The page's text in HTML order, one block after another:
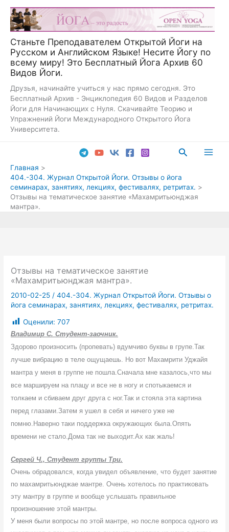
Перейти
содержимому
Станьте Преподавателем Открытой Йоги на
Русском и Английском Языке! Несите Йогу по
всему миру! Это Бесплатный Йога Архив 60
Видов Йоги.
Друзья, начинайте учиться у нас прямо сегодня. Это
Бесплатный Архив - Энциклопедия 60 Видов и Разделов
Йоги для Начинающих с Нуля. Скачивайте Теорию и
Упражнений Йоги Международного Открытого Йога
Университета.
Поиск
Главная
404.-304. Журнал Открытой Йоги. Отзывы о йога
семинарах, занятиях, лекциях, фестивалях, ретритах.
Отзывы на тематическое занятие «Махамритьюнджая
мантра».
Отзывы на тематическое занятие
«Махамритьюнджая мантра».
2010-02-25 /404.-304. Журнал Открытой Йоги. Отзывы о
йога семинарах, занятиях, лекциях, фестивалях, ретритах.
Оценили: 707
Владимир С. Студент-заочник.
Здорово произносить (пропевать) вдумчиво буквы в групе.Так
лучше вибрацию в теле ощущаешь. Но вот Махамрити Уджайя
мантра у меня в группе не пошла.Сначала мне казалось,что мы
все маршируем на плацу и все не в ногу и спотыкаемся и
толкаем и сбиваем друг друга с ног.Так и стояла эта картина
перед глазами.Затем я ушел в себя и ничего уже не
помню.Наверно таки поддержка окружающих была.Опять
времени не стало.Дома так не выходит.Ах как жаль!
Сергей Ч., Студент группы Три.
Очень обрадовался, когда увидел объявление, что будет занятие
по махамритьюнджае мантре. Очень хотелось по практиковать
эту мантру в группе и вообще услышать правильное
произношение этой мантры.
У меня были вопросы по этой мантре, но после вопроса одного из